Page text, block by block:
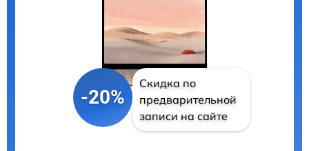
-20%
Скидка по
предварительной
записи на сайте